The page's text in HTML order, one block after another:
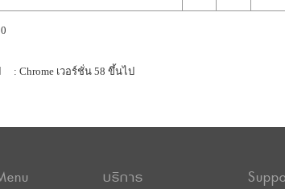
: Chrome เวอร์ชั่น 58 ขึ้นไป
บริการ